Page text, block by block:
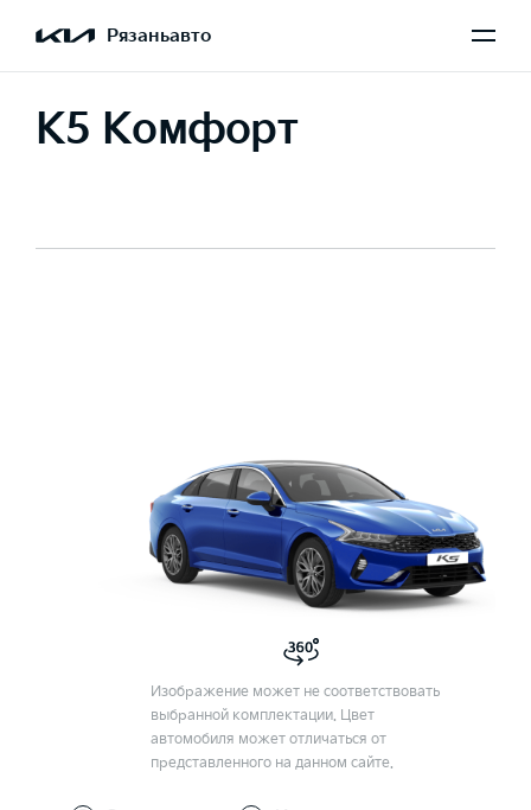
Рязаньавто
K5 Комфорт
Изображение может не соответствовать
выбранной комплектации. Цвет
автомобиля может отличаться от
представленного на данном сайте.